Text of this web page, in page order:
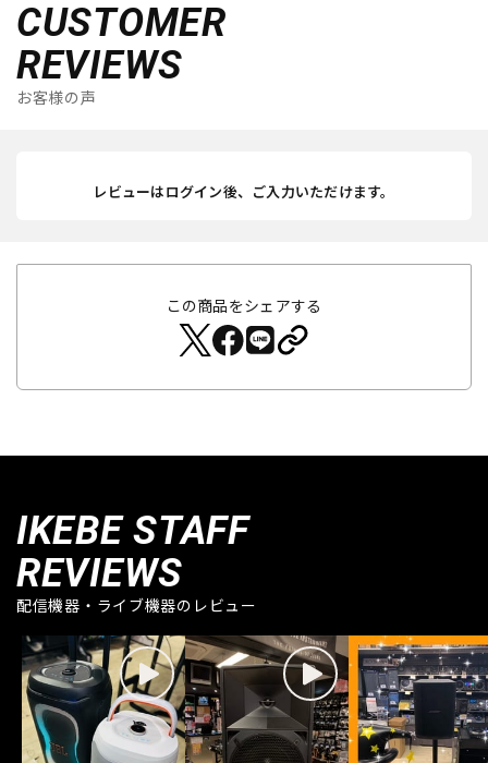
CUSTOMER
REVIEWS
お客様の声
レビューはログイン後、ご入力いただけます。
この商品をシェアする
IKEBE STAFF
REVIEWS
配信機器・ライブ機器のレビュー